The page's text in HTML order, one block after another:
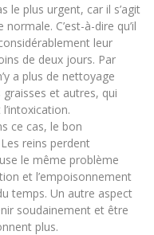
le plus urgent, car il s’agit
C’est-à-dire qu’il
leur
de deux jours. Par
a plus de nettoyage
graisses et autres, qui
ce cas, le bon
reins perdent
le même problème
et l’empoisonnement
temps. Un autre aspect
soudainement et être
plus.